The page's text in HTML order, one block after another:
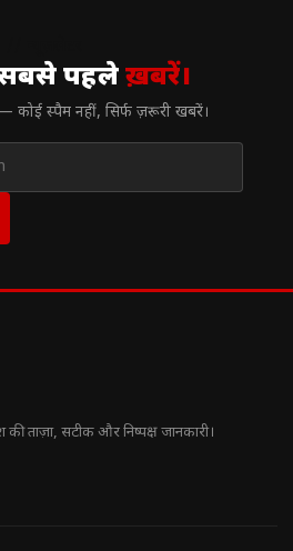
पहलेख़बरें।
कोई स्पैम नहीं, सिर्फ ज़रूरी खबरें।
ताज़ा, सटीक और निष्पक्ष जानकारी।